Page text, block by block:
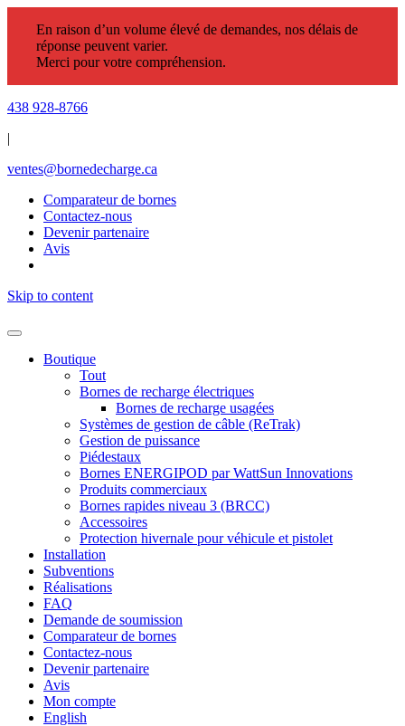
En raison d’un volume élevé de demandes, nos délais de
réponse peuvent varier.
Merci pour votre compréhension.
438 928-8766
|
ventes@bornedecharge.ca
Comparateur de bornes
Contactez-nous
Devenir partenaire
Avis
Skip to content
Boutique
Tout
Bornes de recharge électriques
Bornes de recharge usagées
Systèmes de gestion de câble (ReTrak)
Gestion de puissance
Piédestaux
Bornes ENERGIPOD par WattSun Innovations
Produits commerciaux
Bornes rapides niveau 3 (BRCC)
Accessoires
Protection hivernale pour véhicule et pistolet
Installation
Subventions
Réalisations
FAQ
Demande de soumission
Comparateur de bornes
Contactez-nous
Devenir partenaire
Avis
Mon compte
English